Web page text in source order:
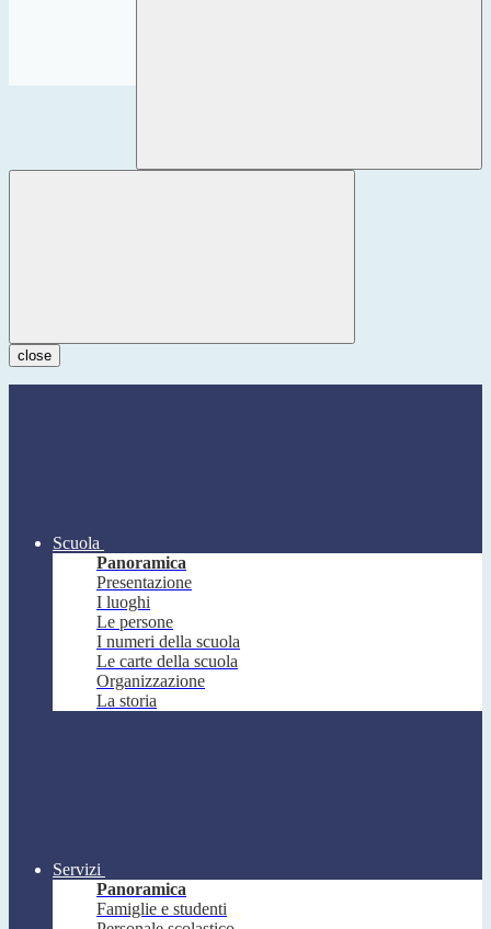
close
Scuola
Panoramica
Presentazione
I luoghi
Le persone
I numeri della scuola
Le carte della scuola
Organizzazione
La storia
Servizi
Panoramica
Famiglie e studenti